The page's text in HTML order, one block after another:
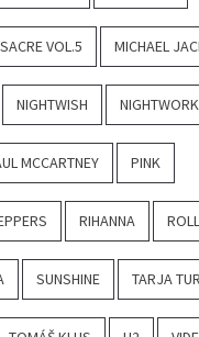
VOL.5 MICHAEL
NIGHTWISH NIGHTWORK
MCCARTNEY PINK
RIHANNA
SUNSHINE TARJA